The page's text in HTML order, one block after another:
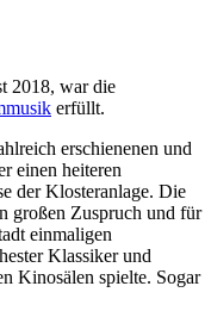
2018, war die
erfüllt.
erschienenen und
einen heiteren
der Klosteranlage. Die
großen Zuspruch und für
einmaligen
Klassiker und
Kinosälen spielte. Sogar